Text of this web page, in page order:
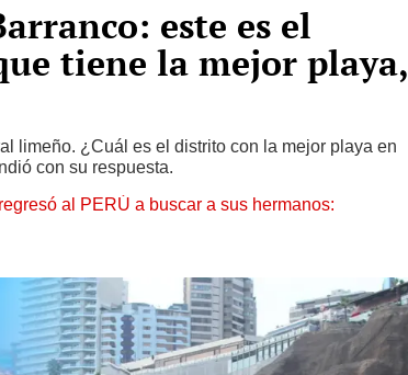
este es el
tiene la mejor playa,
limeño. ¿Cuál es el distrito con la mejor playa en
con su respuesta.
al PERÚ a buscar a sus hermanos: